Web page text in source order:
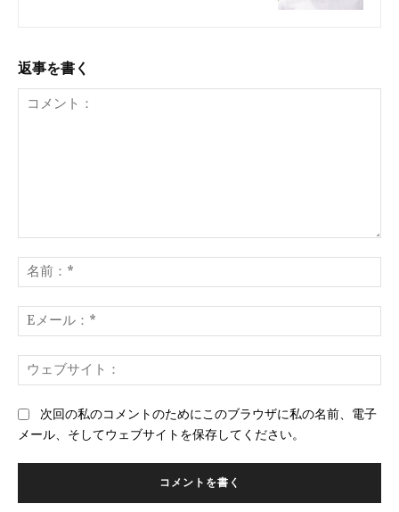
返事を書く
ン
ト：
前
*
メ
ー
*ェ
次回の私のコメントのためにこのブラウザに私の名前、電子
メール、そしてウェブサイトを保存してください。